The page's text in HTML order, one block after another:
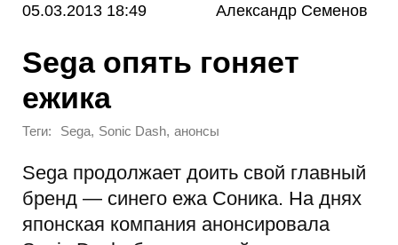
05.03.2013 18:49 Александр Семенов
Sega опять гоняет
ежика
Теги: Sega, Sonic Dash, анонсы
Sega продолжает доить свой главный
бренд — синего ежа Соника. На днях
японская компания анонсировала